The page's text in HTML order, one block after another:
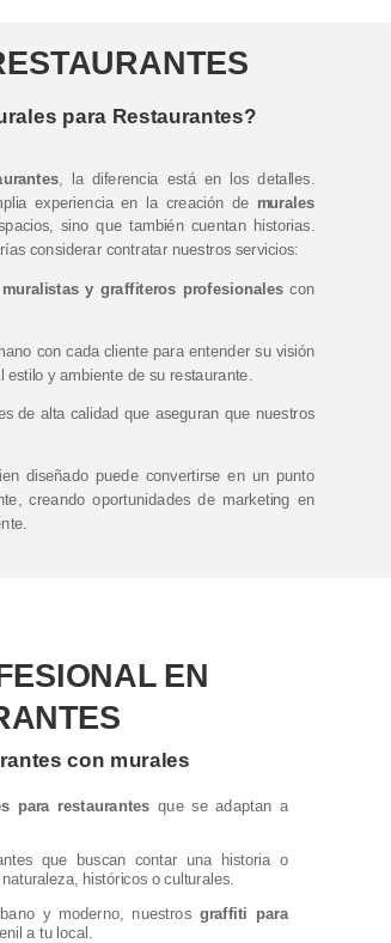
para Restaurantes?
, la diferencia está en los detalles.
experiencia en la creación de murales
sino que también cuentan historias.
considerar contratar nuestros servicios:
muralistas y graffiteros profesionales con
con cada cliente para entender su visión
y ambiente de su restaurante.
de alta calidad que aseguran que nuestros
diseñado puede convertirse en un punto
creando oportunidades de marketing en
EN
con murales
para restaurantes que se adaptan a
que buscan contar una historia o
históricos o culturales.
y moderno, nuestros graffiti para
a tu local.